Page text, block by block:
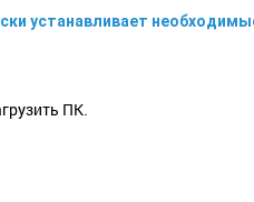
устанавливает
ПК.